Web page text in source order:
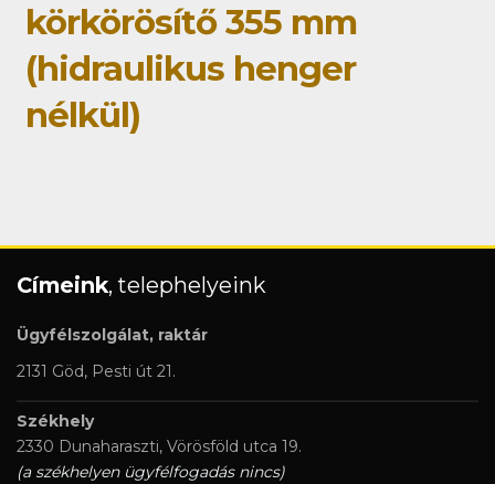
körkörösítő 355 mm
(hidraulikus henger
nélkül)
Címeink, telephelyeink
Ügyfélszolgálat, raktár
2131 Göd, Pesti út 21.
Székhely
2330 Dunaharaszti, Vörösföld utca 19.
(a székhelyen ügyfélfogadás nincs)